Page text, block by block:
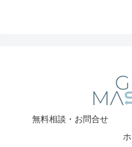
無料相談・お問合せ